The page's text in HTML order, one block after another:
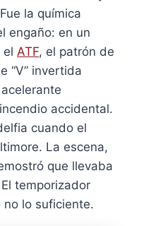
la química
engaño: en un
el ATF, el patrón de
“V” invertida
accidental.
cuando el
La escena,
que llevaba
temporizador
no lo suficiente.